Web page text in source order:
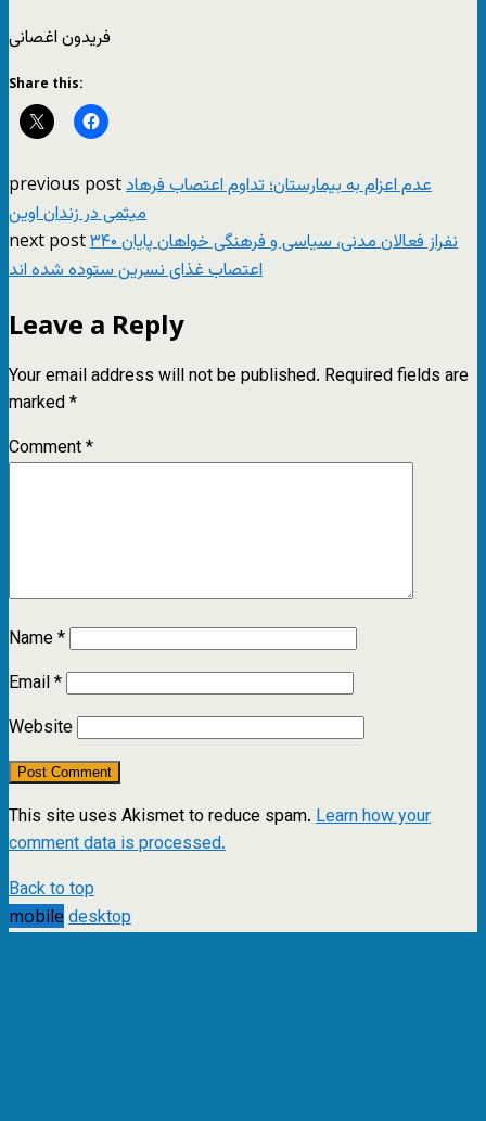
فریدون اغصانی
Share this:
previous postعدم اعزام به بیمارستان؛ تداوم اعتصاب فرهاد
میثمی در زندان اوین
next post۳۴۰ نفراز فعالان مدنی، سیاسی و فرهنگی خواهان پایان
اعتصاب غذای نسرین ستوده شده اند
Leave a Reply
Your email address will not be published. Required fields are
marked*
Comment*
Name*
Email*
Website
This site uses Akismet to reduce spam. Learn how your
comment data is processed.
Back to top
mobile desktop